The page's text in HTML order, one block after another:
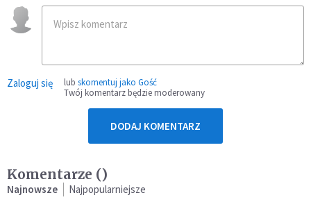
Zaloguj się lub skomentuj jako Gość
Twój komentarz będzie moderowany
DODAJ KOMENTARZ
Komentarze ()
Najnowsze Najpopularniejsze